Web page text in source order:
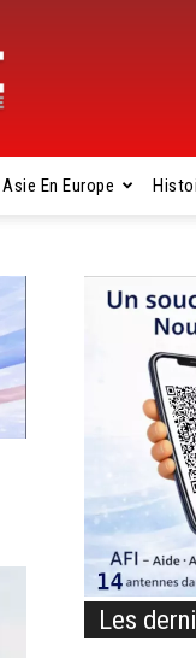
Asie En Europe
Les